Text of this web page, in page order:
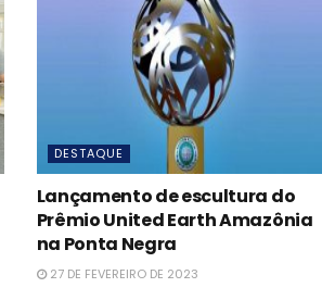
DESTAQUE
Lançamento de escultura do
Prêmio United Earth Amazônia
na Ponta Negra
27 DE FEVEREIRO DE 2023